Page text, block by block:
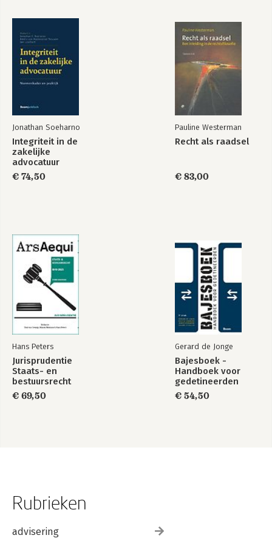
Jonathan Soeharno
Integriteit in de
zakelijke
advocatuur
€ 74,50
Pauline Westerman
Recht als raadsel
€ 83,00
Hans Peters
Jurisprudentie
Staats- en
bestuursrecht
1849-2025
€ 69,50
Gerard de Jonge
Bajesboek -
Handboek voor
gedetineerden
€ 54,50
Rubrieken
advisering